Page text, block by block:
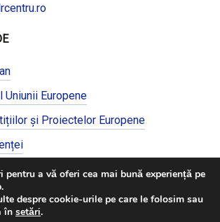
Uniunii Europene
și Proiectelor Europene
de Uniunea Europeană,
https://mfe.gov.ro/
pentru a vă oferi cea mai bună experiență pe
despre cookie-urile pe care le folosim sau
în setări.